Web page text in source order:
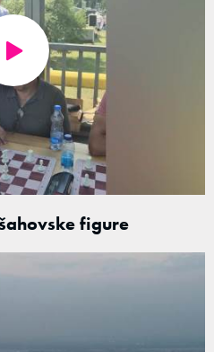
figure